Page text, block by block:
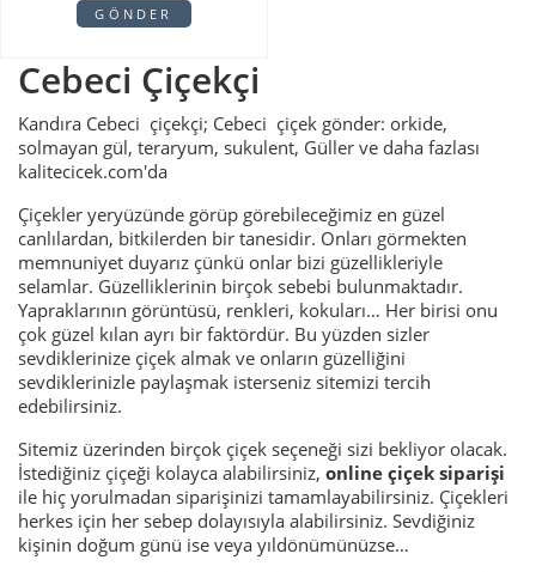
GÖNDER
Cebeci Çiçekçi
Kandıra Cebeci çiçekçi; Cebeci çiçek gönder: orkide,
solmayan gül, teraryum, sukulent, Güller ve daha fazlası
kalitecicek.com'da
Çiçekler yeryüzünde görüp görebileceğimiz en güzel
canlılardan, bitkilerden bir tanesidir. Onları görmekten
memnuniyet duyarız çünkü onlar bizi güzellikleriyle
selamlar. Güzelliklerinin birçok sebebi bulunmaktadır.
Yapraklarının görüntüsü, renkleri, kokuları… Her birisi onu
çok güzel kılan ayrı bir faktördür. Bu yüzden sizler
sevdiklerinize çiçek almak ve onların güzelliğini
sevdiklerinizle paylaşmak isterseniz sitemizi tercih
edebilirsiniz.
Sitemiz üzerinden birçok çiçek seçeneği sizi bekliyor olacak.
İstediğiniz çiçeği kolayca alabilirsiniz, online çiçek siparişi
ile hiç yorulmadan siparişinizi tamamlayabilirsiniz. Çiçekleri
herkes için her sebep dolayısıyla alabilirsiniz. Sevdiğiniz
kişinin doğum günü ise veya yıldönümünüzse…